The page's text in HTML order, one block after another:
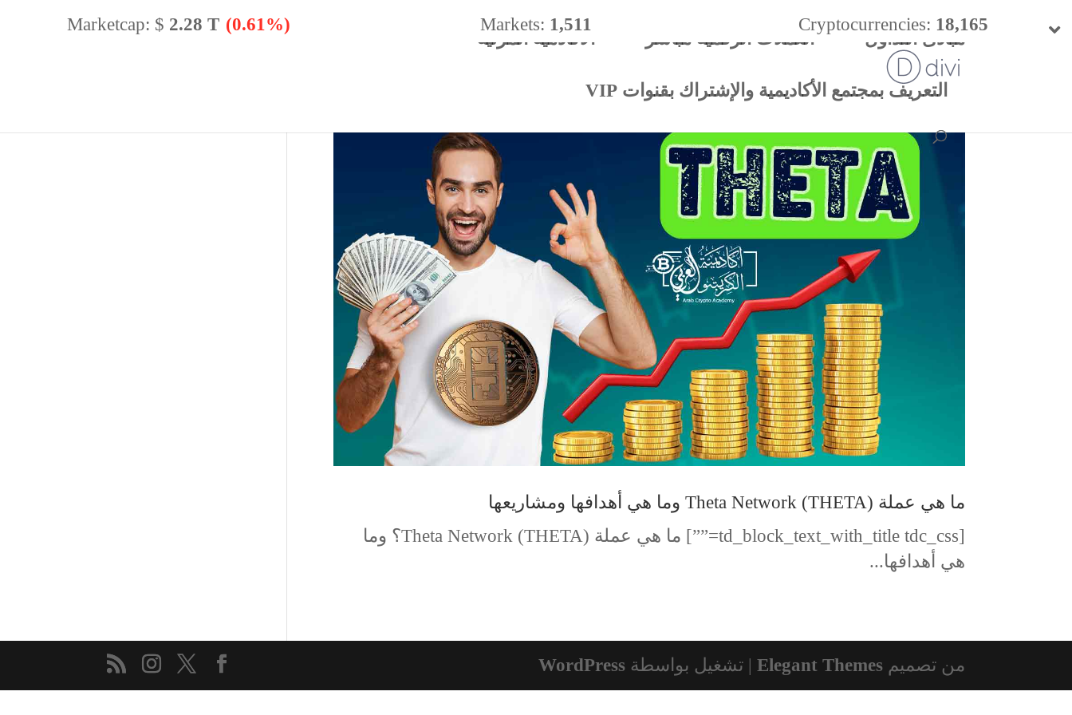
مبادئ التداول العملات الرقمية مباشر الأكادميه المرئية
التعريف بمجتمع الأكاديمية والإشتراك بقنوات VIP
ما هي عملة (THETA) Theta Network وما هي أهدافها ومشاريعها
[td_block_text_with_title tdc_css=””] ما هي عملة (THETA) Theta Network؟ وما
هي أهدافها...
من تصميمElegant Themes | تشغيل بواسطةWordPress
Cryptocurrencies: 18,165
Markets: 1,511
Marketcap: $ 2.28 T (0.61%)